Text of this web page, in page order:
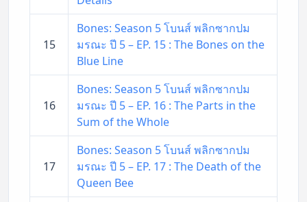
15
Bones: Season 5 โบนส์ พลิกซากปม
มรณะ ปี 5 – EP. 15 : The Bones on the
Blue Line
16
Bones: Season 5 โบนส์ พลิกซากปม
มรณะ ปี 5 – EP. 16 : The Parts in the
Sum of the Whole
17
Bones: Season 5 โบนส์ พลิกซากปม
มรณะ ปี 5 – EP. 17 : The Death of the
Queen Bee